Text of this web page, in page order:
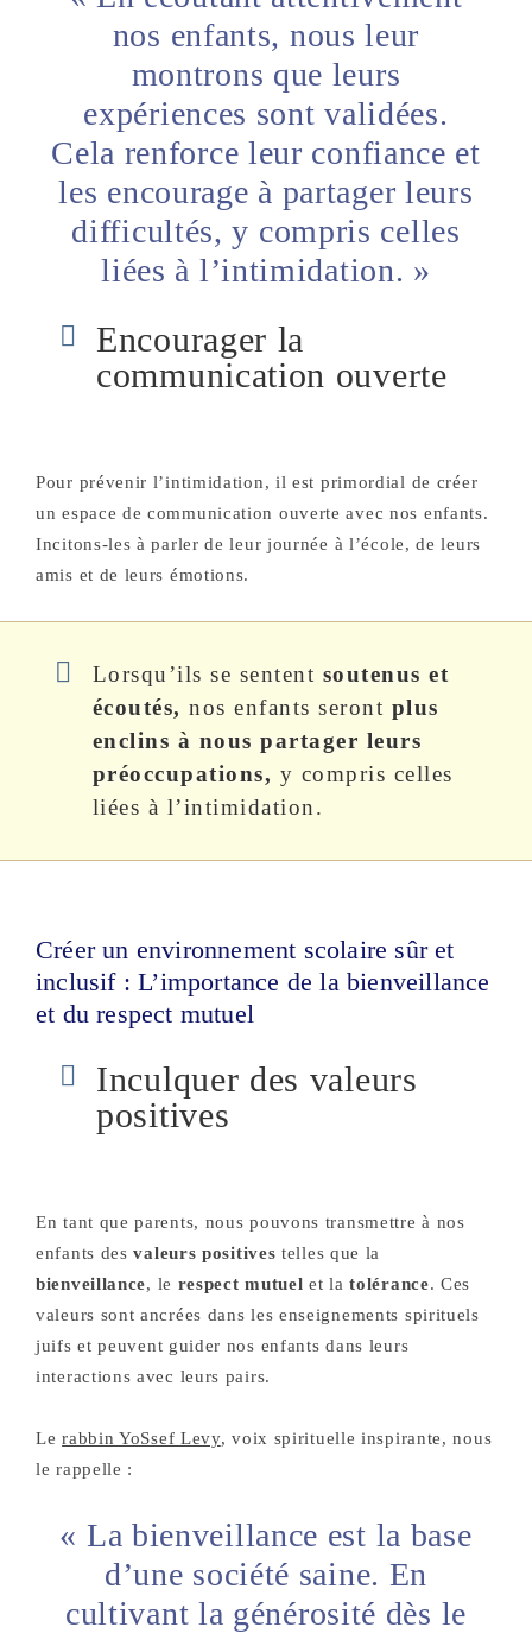
nos enfants, nous leur
montrons que leurs
expériences sont validées.
Cela renforce leur confiance et
les encourage à partager leurs
difficultés, y compris celles
liées à l’intimidation. »
Encourager la
communication ouverte
Pour prévenir l’intimidation, il est primordial de créer
un espace de communication ouverte avec nos enfants.
Incitons-les à parler de leur journée à l’école, de leurs
amis et de leurs émotions.
Lorsqu’ils se sentent soutenus et
écoutés,nos enfants seront plus
enclins à nous partager leurs
préoccupations, y compris celles
liées à l’intimidation.
Créer un environnement scolaire sûr et
inclusif : L’importance de la bienveillance
et du respect mutuel
Inculquer des valeurs
positives
En tant que parents, nous pouvons transmettre à nos
enfants desvaleurs positives telles que la
bienveillance, le respect mutuel et latolérance. Ces
valeurs sont ancrées dans les enseignements spirituels
juifs et peuvent guider nos enfants dans leurs
interactions avec leurs pairs.
Lerabbin YoSsef Levy, voix spirituelle inspirante, nous
le rappelle :
« La bienveillance est la base
d’une société saine. En
cultivant la générosité dès le